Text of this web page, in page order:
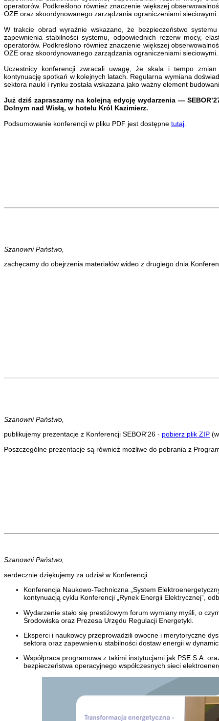
operatorów. Podkreślono również znaczenie większej
OZE oraz skoordynowanego zarządzania ograniczeniami sieciowymi.
W trakcie obrad wyraźnie wskazano, że bezpieczeństwo
zapewnienia stabilności systemu, odpowiednich rezerw mocy,
operatorów. Podkreślono również znaczenie większej
OZE oraz skoordynowanego zarządzania ograniczeniami sieciowymi.
Uczestnicy konferencji zwracali uwagę, że skala i tempo
kontynuację spotkań w kolejnych latach. Regularna wymiana
sektora nauki i rynku została wskazana jako ważny element
Już dziś zapraszamy na kolejną edycję wydarzenia —
Dolnym nad Wisłą, w hotelu Król Kazimierz.
Podsumowanie konferencji w pliku PDF jest dostępne tutaj
Szanowni Państwo,
zachęcamy do obejrzenia materiałów wideo z drugiego dnia
Szanowni Państwo,
publikujemy prezentacje z Konferencji SEBOR'26 - pobierz plik ZIP
Poszczególne prezentacje są również możliwe do pobrania z
Szanowni Państwo,
serdecznie dziękujemy za udział w Konferencji.
Konferencja Naukowo-Techniczna „System
kontynuacją cyklu Konferencji „Rynek Energii Elektrycznej”,
Wydarzenie stało się prestiżowym forum wymiany myśli, o
Środowiska oraz Prezesa Urzędu Regulacji Energetyki.
Eksperci i naukowcy przeprowadzili owocne i merytoryczne
sektora oraz zapewnieniu stabilności dostaw energii w
Współpraca programowa z takimi instytucjami jak PSE S.A.
bezpieczeństwa operacyjnego współczesnych sieci